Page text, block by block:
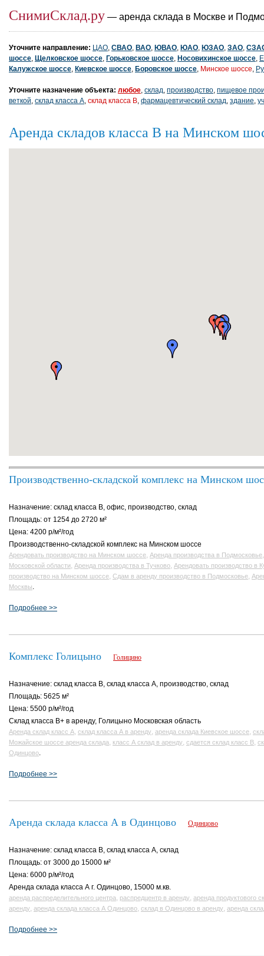
СнимиСклад.ру — аренда склада в Москве и
Уточните направление: ЦАО, СВАО, ВАО, ЮВАО, ЮАО, ЮЗАО, ЗАО,
шоссе, Щелковское шоссе, Горьковское шоссе, Носовихинское шоссе,
Калужское шоссе, Киевское шоссе, Боровское шоссе, Минское шоссе,
Уточните назначение объекта: любое, склад, производство, пищевое
веткой, склад класса A, склад класса B, фармацевтический склад, здание,
Аренда складов класса B на Минском
Производственно-складской комплекс на Минском
Назначение: склад класса B, офис, производство, склад
Площадь: от 1254 до 2720 м²
Цена: 4200 р/м²/год
Производственно-складской комплекс на Минском шоссе
Арендовать производство на Минском шоссе, Аренда производства в Подмосковье
Московской области, Аренда производства в Тучково, Арендовать производство в
производство на Минском шоссе, Сдам в аренду производство в Подмосковье,
Москвы.
Подробнее >>
Комплекс Голицыно Голицино
Назначение: склад класса B, склад класса A, производство, склад
Площадь: 5625 м²
Цена: 5500 р/м²/год
Склад класса В+ в аренду, Голицыно Московская область
Аренда склад класс А, склад класса А в аренду, аренда склада Киевское шоссе,
Можайское шоссе аренда склада, класс А склад в аренду, сдается склад класс В,
Одинцово.
Подробнее >>
Аренда склада класса А в Одинцово Одинцово
Назначение: склад класса B, склад класса A, склад
Площадь: от 3000 до 15000 м²
Цена: 6000 р/м²/год
Аренда склада класса А г. Одинцово, 15000 м.кв.
аренда распределительного центра, распредцентр в аренду, аренда продуктового
аренду, аренда склада класса А Одинцово, склад в Одинцово в аренду, аренда
Подробнее >>